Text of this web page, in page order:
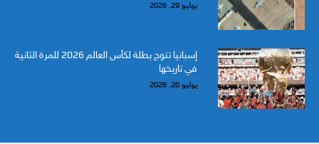
يوليو 29, 2026
إسبانيا تتوج بطلة لكأس العالم 2026 للمرة الثانية
في تاريخها
يوليو 20, 2026